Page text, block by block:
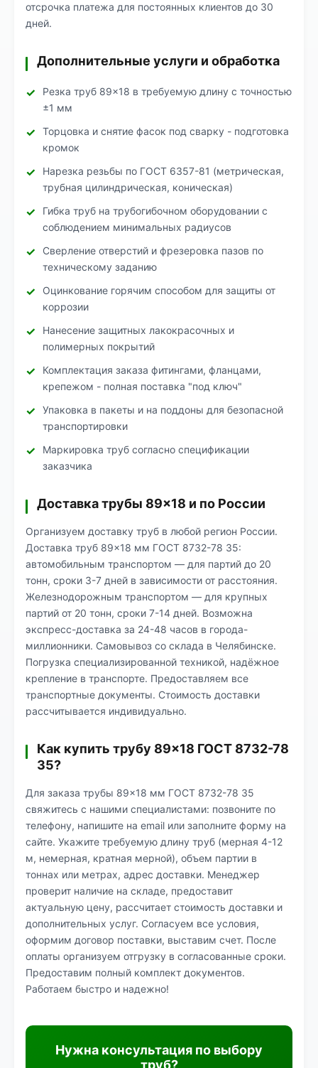
отсрочка платежа для постоянных клиентов до 30
дней.
Дополнительные услуги и обработка
Резка труб 89×18 в требуемую длину с точностью
±1 мм
Торцовка и снятие фасок под сварку - подготовка
кромок
Нарезка резьбы по ГОСТ 6357-81 (метрическая,
трубная цилиндрическая, коническая)
Гибка труб на трубогибочном оборудовании с
соблюдением минимальных радиусов
Сверление отверстий и фрезеровка пазов по
техническому заданию
Оцинкование горячим способом для защиты от
коррозии
Нанесение защитных лакокрасочных и
полимерных покрытий
Комплектация заказа фитингами, фланцами,
крепежом - полная поставка "под ключ"
Упаковка в пакеты и на поддоны для безопасной
транспортировки
Маркировка труб согласно спецификации
заказчика
Доставка трубы 89×18 и по России
Организуем доставку труб в любой регион России.
Доставка труб 89×18 мм ГОСТ 8732-78 35:
автомобильным транспортом — для партий до 20
тонн, сроки 3-7 дней в зависимости от расстояния.
Железнодорожным транспортом — для крупных
партий от 20 тонн, сроки 7-14 дней. Возможна
экспресс-доставка за 24-48 часов в города-
миллионники. Самовывоз со склада в Челябинске.
Погрузка специализированной техникой, надёжное
крепление в транспорте. Предоставляем все
транспортные документы. Стоимость доставки
рассчитывается индивидуально.
Как купить трубу 89×18 ГОСТ 8732-78
35?
Для заказа трубы 89×18 мм ГОСТ 8732-78 35
свяжитесь с нашими специалистами: позвоните по
телефону, напишите на email или заполните форму на
сайте. Укажите требуемую длину труб (мерная 4-12
м, немерная, кратная мерной), объем партии в
тоннах или метрах, адрес доставки. Менеджер
проверит наличие на складе, предоставит
актуальную цену, рассчитает стоимость доставки и
дополнительных услуг. Согласуем все условия,
оформим договор поставки, выставим счет. После
оплаты организуем отгрузку в согласованные сроки.
Предоставим полный комплект документов.
Работаем быстро и надежно!
Нужна консультация по выбору
труб?